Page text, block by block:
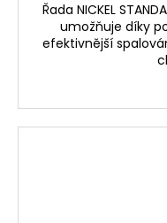
Řada NICKEL
umožňuje díky
efektivnější